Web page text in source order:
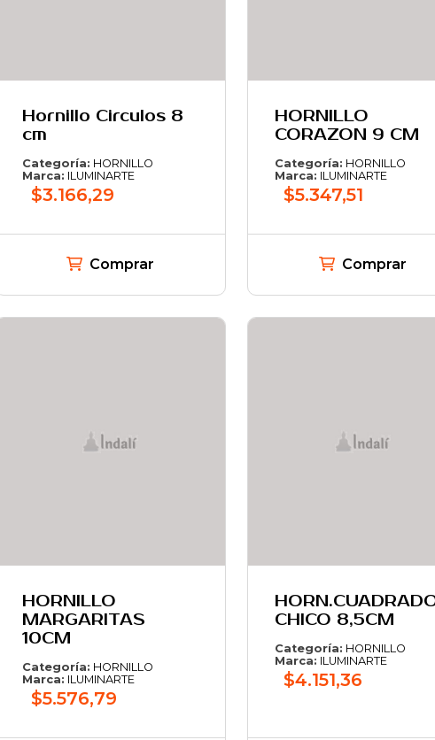
Hornillo Circulos 8
cm
Categoría: HORNILLO
Marca: ILUMINARTE
$3.166,29
Comprar
HORNILLO
CORAZON 9 CM
Categoría: HORNILLO
Marca: ILUMINARTE
$5.347,51
Comprar
HORNILLO
MARGARITAS
10CM
Categoría: HORNILLO
Marca: ILUMINARTE
$5.576,79
CHICO 8,5CM
Categoría: HORNILLO
Marca: ILUMINARTE
$4.151,36